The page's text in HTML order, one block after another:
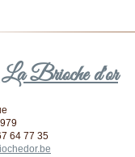
Brioche d'or
64 77 35